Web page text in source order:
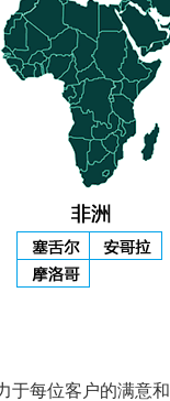
于每位客户的满意